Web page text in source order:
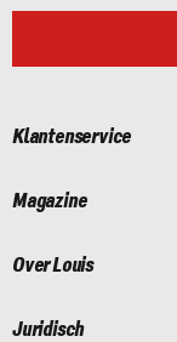
Klantenservice
Magazine
Over Louis
Juridisch